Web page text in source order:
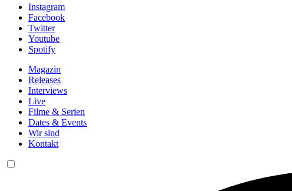
Instagram
Facebook
Twitter
Youtube
Spotify
Magazin
Releases
Interviews
Live
Filme & Serien
Dates & Events
Wir sind
Kontakt